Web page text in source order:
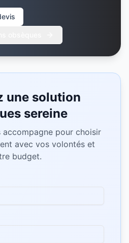
une solution
sereine
accompagne pour choisir
avec vos volontés et
budget.